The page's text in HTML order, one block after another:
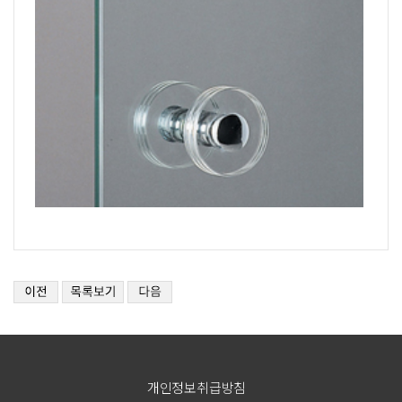
개인정보취급방침